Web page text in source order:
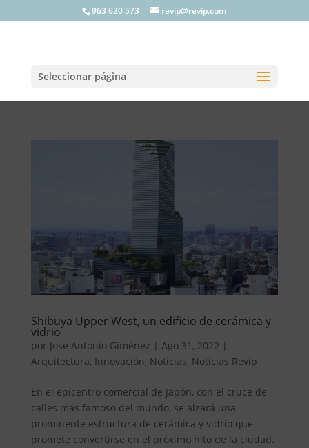
963 620 573 revip@revip.com
Seleccionar página
Shibuya Upper West, un edificio de cerámica y
vidrio
por José Antonio Giménez | Ago 31, 2022 |
Arquitectura, Innovación, Noticias, Noticias Revip
En el epicentro comercial de Japón, con el cruce de
calles más famoso del mundo, se alzará una
prominente estructura de cerámica y vidrio que
promete convertirse en el próximo hito de la ciudad.